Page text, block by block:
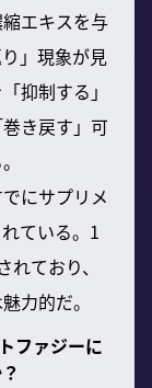
エキスを与
」現象が見
抑制する」
き戻す」可
にサプリメ
ている。1
ており、
力的だ。
ファジーに